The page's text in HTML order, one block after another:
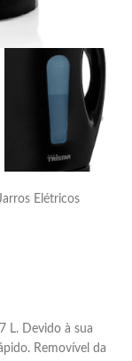
Elétricos
L. Devido à sua
Removível da